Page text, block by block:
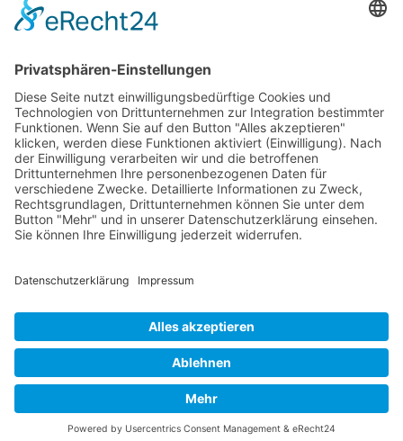
Newsletter
Versandinformationen
Verfügbarkeit/Verträglichkeit
Rechtliches
Widerrufsrecht und Widerrufsformular
Impressum
Datenschutzerklärung
Cookie-Einstellungen
AGB
Streitbeilegungsstelle
Vertrag widerrufen